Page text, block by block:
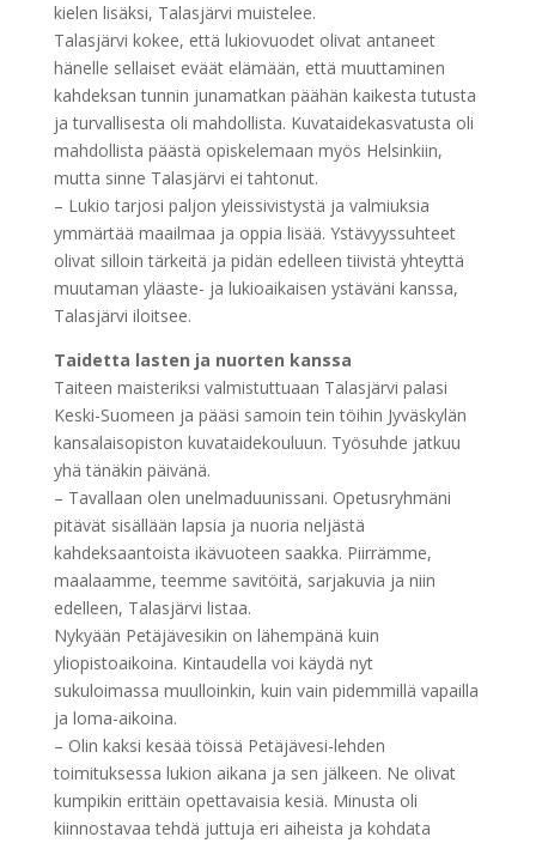
kielen lisäksi, Talasjärvi muistelee.
Talasjärvi kokee, että lukiovuodet olivat antaneet
hänelle sellaiset eväät elämään, että muuttaminen
kahdeksan tunnin junamatkan päähän kaikesta tutusta
ja turvallisesta oli mahdollista. Kuvataidekasvatusta oli
mahdollista päästä opiskelemaan myös Helsinkiin,
mutta sinne Talasjärvi ei tahtonut.
– Lukio tarjosi paljon yleissivistystä ja valmiuksia
ymmärtää maailmaa ja oppia lisää. Ystävyyssuhteet
olivat silloin tärkeitä ja pidän edelleen tiivistä yhteyttä
muutaman yläaste- ja lukioaikaisen ystäväni kanssa,
Talasjärvi iloitsee.
Taidetta lasten ja nuorten kanssa
Taiteen maisteriksi valmistuttuaan Talasjärvi palasi
Keski-Suomeen ja pääsi samoin tein töihin Jyväskylän
kansalaisopiston kuvataidekouluun. Työsuhde jatkuu
yhä tänäkin päivänä.
– Tavallaan olen unelmaduunissani. Opetusryhmäni
pitävät sisällään lapsia ja nuoria neljästä
kahdeksaantoista ikävuoteen saakka. Piirrämme,
maalaamme, teemme savitöitä, sarjakuvia ja niin
edelleen, Talasjärvi listaa.
Nykyään Petäjävesikin on lähempänä kuin
yliopistoaikoina. Kintaudella voi käydä nyt
sukuloimassa muulloinkin, kuin vain pidemmillä vapailla
ja loma-aikoina.
– Olin kaksi kesää töissä Petäjävesi-lehden
toimituksessa lukion aikana ja sen jälkeen. Ne olivat
kumpikin erittäin opettavaisia kesiä. Minusta oli
kiinnostavaa tehdä juttuja eri aiheista ja kohdata